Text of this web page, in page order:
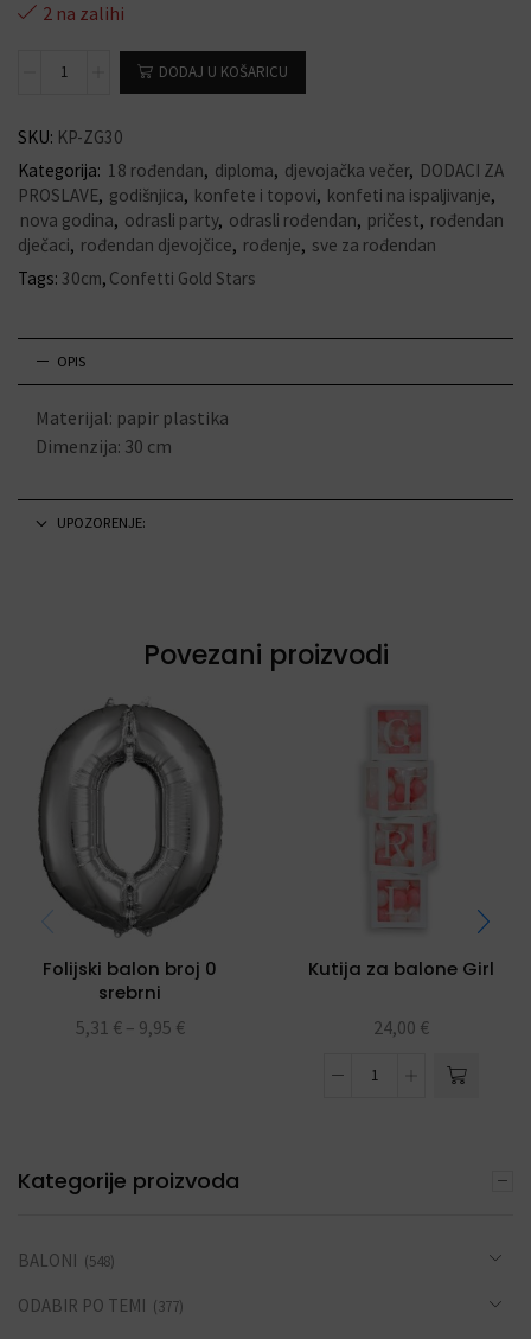
2 na zalihi
DODAJ U KOŠARICU
SKU: KP-ZG30
Kategorija: 18 rođendan, diploma, djevojačka večer, DODACI ZA
PROSLAVE, godišnjica, konfete i topovi, konfeti na ispaljivanje,
nova godina, odrasli party, odrasli rođendan, pričest, rođendan
dječaci, rođendan djevojčice, rođenje, sve za rođendan
Tags: 30cm, Confetti Gold Stars
OPIS
Materijal: papir plastika
Dimenzija: 30 cm
UPOZORENJE:
Povezani proizvodi
Folijski balon broj 0
srebrni
5,31 € – 9,95 €
Kutija za balone Girl
24,00 €
Kategorije proizvoda
BALONI (548)
ODABIR PO TEMI (377)